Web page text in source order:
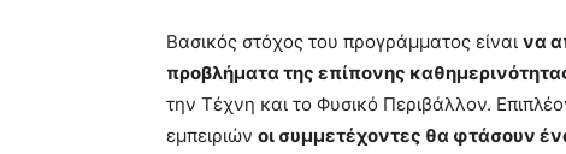
Βασικός στόχος του προγράμματος είναι να
προβλήματα της επίπονης
την Τέχνη και το Φυσικό Περιβάλλον.
εμπειριών οι συμμετέχοντες θα φτάσουν